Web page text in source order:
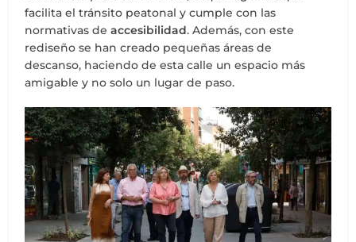
facilita el tránsito peatonal y cumple con las
normativas deaccesibilidad. Además, con este
rediseño se han creado pequeñas áreas de
descanso, haciendo de esta calle un espacio más
amigable y no solo un lugar de paso.